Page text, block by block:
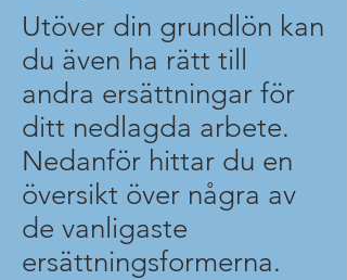
Utöver din grundlön kan
du även ha rätt till
andra ersättningar för
ditt nedlagda arbete.
Nedanför hittar du en
översikt över några av
de vanligaste
ersättningsformerna.